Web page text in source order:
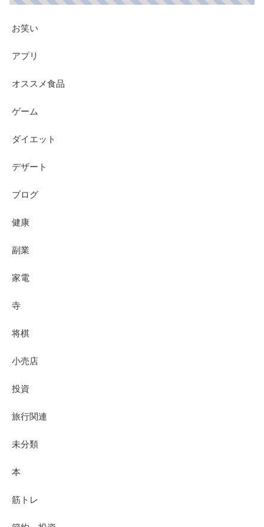
お笑い
アプリ
オススメ食品
ゲーム
ダイエット
デザート
ブログ
健康
副業
家電
寺
将棋
小売店
投資
旅行関連
未分類
本
筋トレ